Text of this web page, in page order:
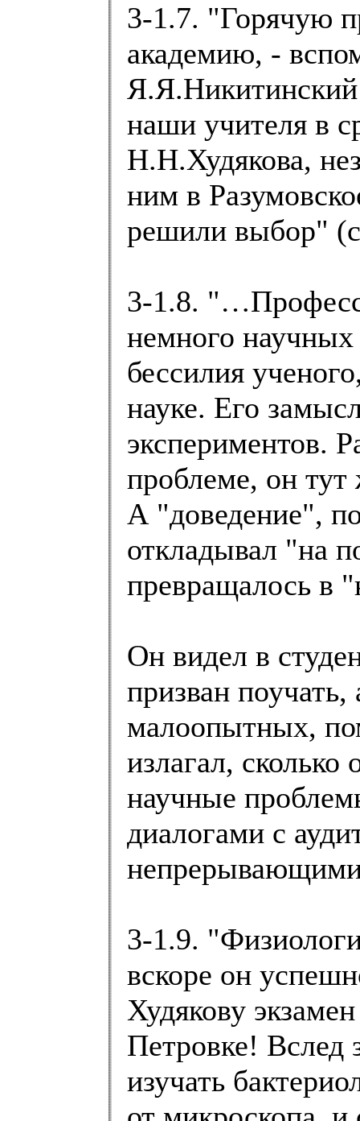
3-1.7. "Горячую
академию, -
наши учителя в
Н.Н.Худякова,
ним в
решили выбор"
3-1.8.
немного научных
бессилия
науке. Его
экспериментов.
проблеме, он
А "доведение",
откладывал "на
превращалось в
Он видел в
призван
малоопытных,
излагал, сколько
научные
диалогами с
3-1.9.
вскоре он
Худякову
Петровке! Вслед
изучать